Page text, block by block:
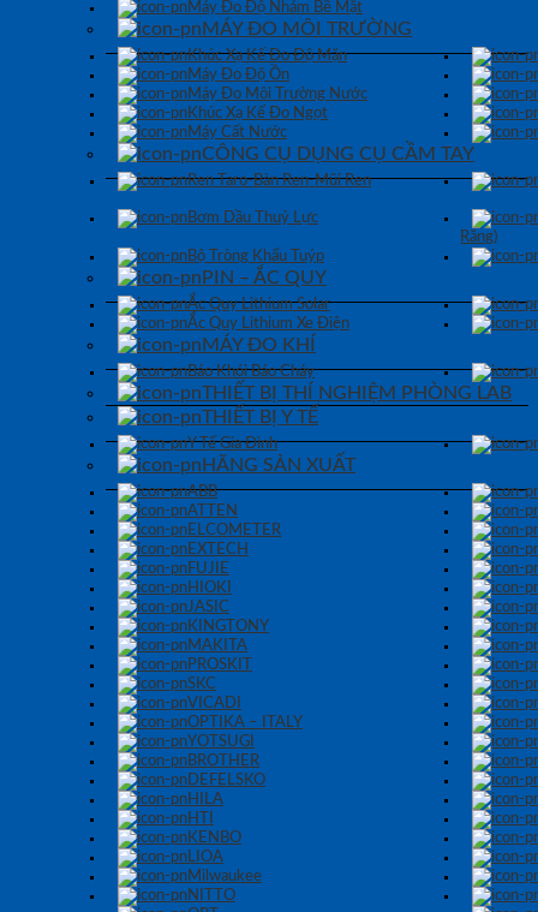
Máy Đo Độ Nhám Bề Mặt
MÁY ĐO MÔI TRƯỜNG
Khúc Xạ Kế Đo Độ Mặn
Máy Đo Độ Ồn
Máy Đo Môi Trường Nước
Khúc Xạ Kế Đo Ngọt
Máy Cất Nước
CÔNG CỤ DỤNG CỤ CẦM TAY
Ren Taro-Bàn Ren-Mũi Ren
Bơm Dầu Thuỷ Lực
Răng)
Bộ Tròng Khẩu Tuýp
PIN – ẮC QUY
Ắc Quy Lithium Solar
Ắc Quy Lithium Xe Điện
MÁY ĐO KHÍ
Báo Khói Báo Cháy
THIẾT BỊ THÍ NGHIỆM PHÒNG LAB
THIẾT BỊ Y TẾ
Y Tế Gia Đình
HÃNG SẢN XUẤT
ABB
ATTEN
ELCOMETER
EXTECH
FUJIE
HIOKI
JASIC
KINGTONY
MAKITA
PROSKIT
SKC
VICADI
OPTIKA – ITALY
YOTSUGI
BROTHER
DEFELSKO
HILA
HTI
KENBO
LIOA
Milwaukee
NITTO